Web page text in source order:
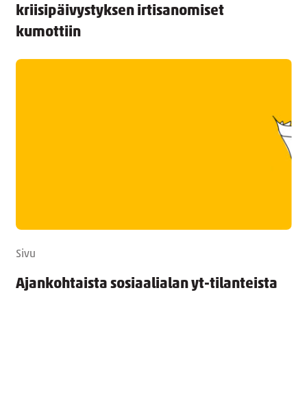
kriisipäivystyksen irtisanomiset
kumottiin
Sivu
Ajankohtaista sosiaalialan yt-tilanteista